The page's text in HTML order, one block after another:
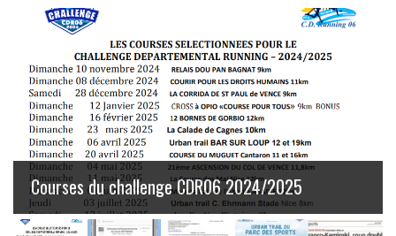
Le calendrier de la CDR06 sur votre téléphone